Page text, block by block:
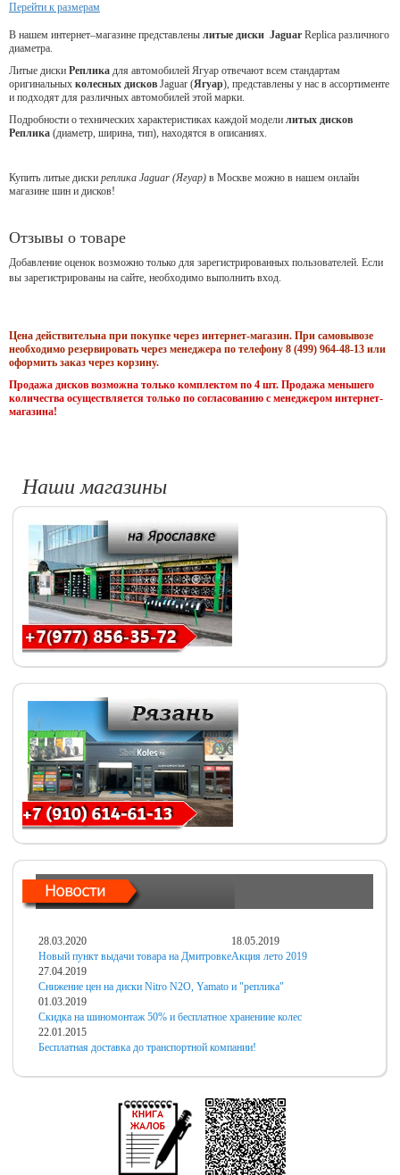
Перейти к размерам
В нашем интернет–магазине представлены литые диски Jaguar Replica различного
диаметра.
Литые диски Реплика для автомобилей Ягуар отвечают всем стандартам
оригинальных колесных дисков Jaguar (Ягуар), представлены у нас в ассортименте
и подходят для различных автомобилей этой марки.
Подробности о технических характеристиках каждой модели литых дисков
Реплика (диаметр, ширина, тип), находятся в описаниях.
Купить литые диски реплика Jaguar (Ягуар) в Москве можно в нашем онлайн
магазине шин и дисков!
Отзывы о товаре
Добавление оценок возможно только для зарегистрированных пользователей. Если
вы зарегистрированы на сайте, необходимо выполнить вход.
Цена действительна при покупке через интернет-магазин. При самовывозе
необходимо резервировать через менеджера по телефону 8 (499) 964-48-13 или
оформить заказ через корзину.
Продажа дисков возможна только комплектом по 4 шт. Продажа меньшего
количества осуществляется только по согласованию с менеджером интернет-
магазина!
Наши магазины
28.03.2020
Новый пункт выдачи товара на Дмитровке
18.05.2019
Акция лето 2019
27.04.2019
Снижение цен на диски Nitro N2O, Yamato и "реплика"
01.03.2019
Скидка на шиномонтаж 50% и бесплатное хранениие колес
22.01.2015
Бесплатная доставка до транспортной компании!